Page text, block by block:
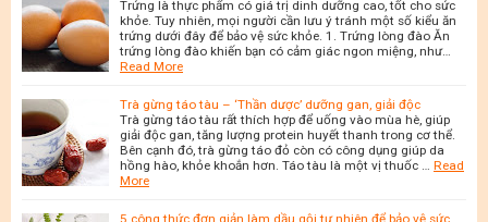
Trứng là thực phẩm có giá trị dinh dưỡng cao, tốt cho sức
khỏe. Tuy nhiên, mọi người cần lưu ý tránh một số kiểu ăn
trứng dưới đây để bảo vệ sức khỏe. 1. Trứng lòng đào Ăn
trứng lòng đào khiến bạn có cảm giác ngon miệng, như…
Read More
Trà gừng táo tàu – ‘Thần dược’ dưỡng gan, giải độc
Trà gừng táo tàu rất thích hợp để uống vào mùa hè, giúp
giải độc gan, tăng lượng protein huyết thanh trong cơ thể.
Bên cạnh đó, trà gừng táo đỏ còn có công dụng giúp da
hồng hào, khỏe khoắn hơn. Táo tàu là một vị thuốc … Read
More
5 công thức đơn giản làm dầu gội tự nhiên để bảo vệ sức